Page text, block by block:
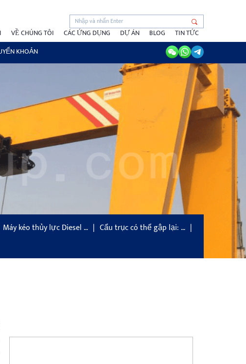
VỀ CHÚNG TÔI CÁC ỨNG DỤNG DỰ ÁN BLOG
TIN TỨC
KHOẢN
Máy kéo thủy lực Diesel …
Cẩu trục có thể gập lại: …